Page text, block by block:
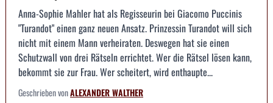
Anna-Sophie Mahler hat als Regisseurin bei Giacomo Puccinis
"Turandot" einen ganz neuen Ansatz. Prinzessin Turandot will sich
nicht mit einem Mann verheiraten. Deswegen hat sie einen
Schutzwall von drei Rätseln errichtet. Wer die Rätsel lösen kann,
bekommt sie zur Frau. Wer scheitert, wird enthaupte...
Geschrieben vonALEXANDER WALTHER